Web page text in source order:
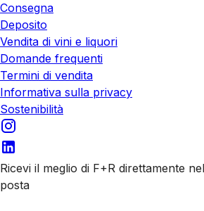
Consegna
Deposito
Vendita di vini e liquori
Domande frequenti
Termini di vendita
Informativa sulla privacy
Sostenibilità
Ricevi il meglio di F+R direttamente
posta